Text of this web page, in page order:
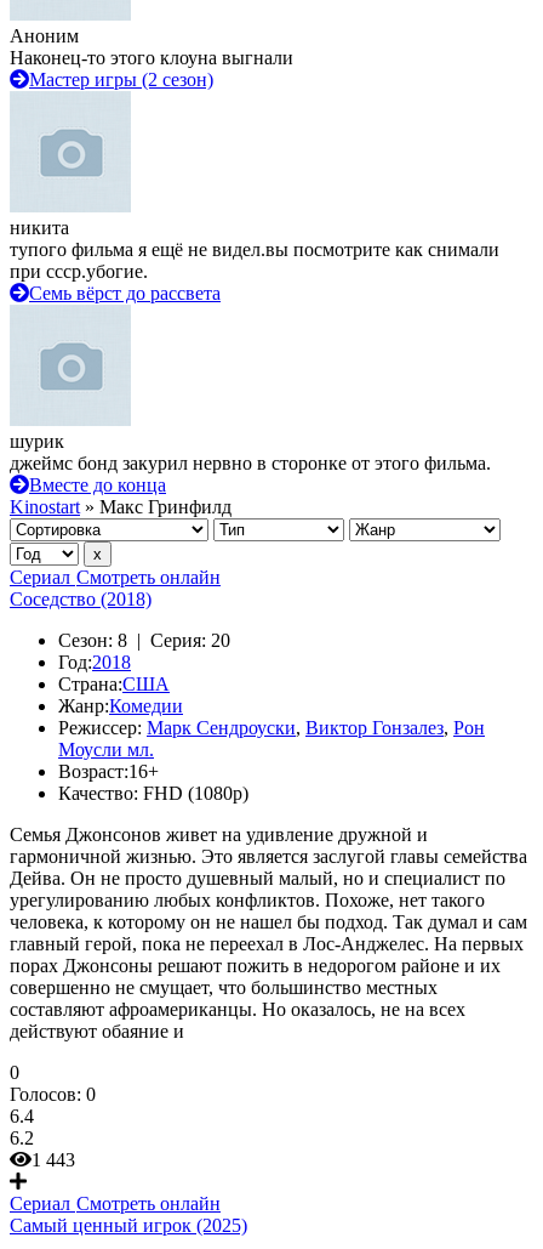
Аноним
Наконец-то этого клоуна выгнали
Мастер игры (2 сезон)
никита
тупого фильма я ещё не видел.вы посмотрите как снимали
при ссср.убогие.
Семь вёрст до рассвета
шурик
джеймс бонд закурил нервно в сторонке от этого фильма.
Вместе до конца
Kinostart » Макс Гринфилд
Сериал Смотреть онлайн
Соседство (2018)
Сезон: 8 | Серия: 20
Год:2018
Страна:США
Жанр:Комедии
Режиссер: Марк Сендроуски, Виктор Гонзалез, Рон
Моусли мл.
Возраст:16+
Качество: FHD (1080p)
Семья Джонсонов живет на удивление дружной и
гармоничной жизнью. Это является заслугой главы семейства
Дейва. Он не просто душевный малый, но и специалист по
урегулированию любых конфликтов. Похоже, нет такого
человека, к которому он не нашел бы подход. Так думал и сам
главный герой, пока не переехал в Лос-Анджелес. На первых
порах Джонсоны решают пожить в недорогом районе и их
совершенно не смущает, что большинство местных
составляют афроамериканцы. Но оказалось, не на всех
действуют обаяние и
0
Голосов: 0
6.4
6.2
1 443
Сериал Смотреть онлайн
Самый ценный игрок (2025)